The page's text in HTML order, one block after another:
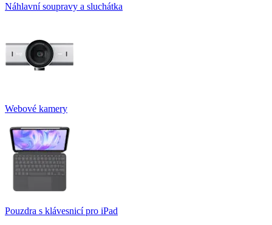
Náhlavní soupravy a sluchátka
Webové kamery
Pouzdra s klávesnicí pro iPad